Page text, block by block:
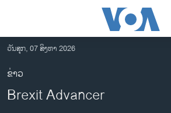
ເຂົ້າ
ຫາ
ຂ້າມ
ຂ້າມ
ອາເມຣິກາ
ວັນສຸກ, 07 ສິງຫາ 2026
ຂ່າວ
Brexit Advancer